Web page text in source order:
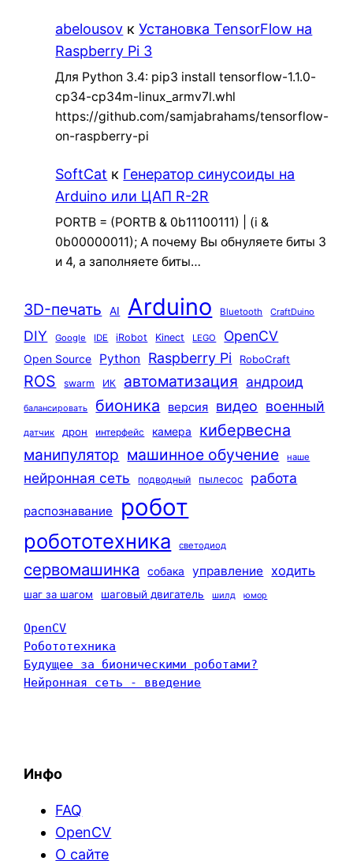
abelousov кУстановка TensorFlow на
Raspberry Pi 3
Для Python 3.4: pip3 install tensorflow-1.1.0-
cp34-cp34m-linux_armv7l.whl
https://github.com/samjabrahams/tensorflow-
on-raspberry-pi
SoftCat к Генератор синусоиды на
Arduino или ЦАП R-2R
PORTB = (PORTB & 0b11100111) | (i &
0b00000011); А почему Вы обнуляете биты 3
и 4, а заполняете биты…
3D-печать AI Arduino Bluetooth CraftDuino
DIY Google IDE iRobot Kinect LEGO OpenCV
Open Source Python Raspberry Pi RoboCraft
ROS swarm ИК автоматизация андроид
балансировать бионика версия видео военный
датчик дрон интерфейс камера кибервесна
манипулятор машинное обучение наше
нейронная сеть подводный пылесос работа
распознавание робот
робототехника светодиод
сервомашинка собака управление ходить
шаг за шагом шаговый двигатель шилд юмор
OpenCV
Робототехника
Будущее за бионическими роботами?
Нейронная сеть - введение
Инфо
FAQ
OpenCV
О сайте